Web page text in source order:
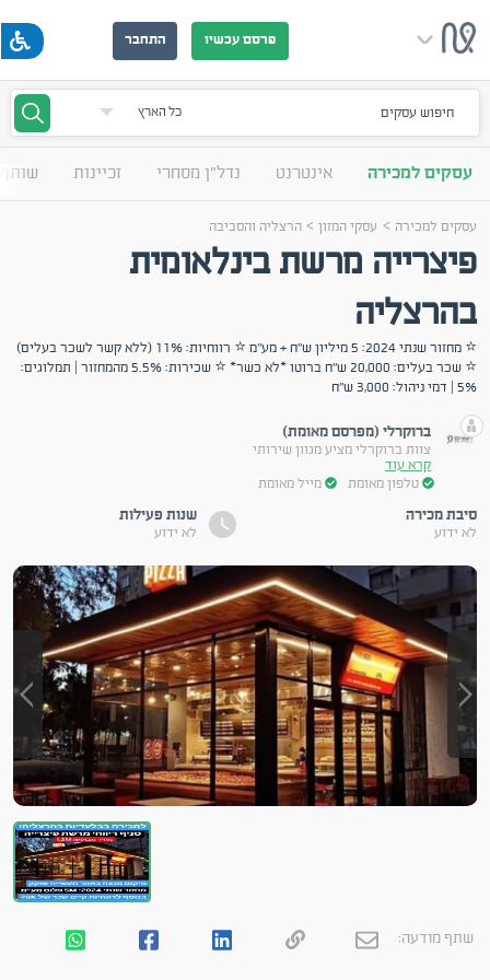
פרסם עכשיו התחבר
חיפוש עסקים
עסקים למכירה אינטרנט נדל"ן מסחרי זכיינות
עסקים למכירה > עסקי המזון>הרצליה והסביבה
פיצרייה מרשת בינלאומית
בהרצליה
⭐ מחזור שנתי 2024: 5 מיליון ש"ח + מע"מ ⭐ רווחיות: 11% (ללא קשר לשכר בעלים)
⭐ שכר בעלים: 20,000 ש"ח ברוטו *לא כשר* ⭐ שכירות: 5.5% מהמחזור | תמלוגים:
5% | דמי ניהול: 3,000 ש"ח
ברוקרלי (מפרסם מאומת)
צוות ברוקרלי מציע מגוון שירותי
קרא עוד
טלפון מאומת
מייל מאומת
סיבת מכירה
לא ידוע
שנות פעילות
לא ידוע
שתף מודעה: